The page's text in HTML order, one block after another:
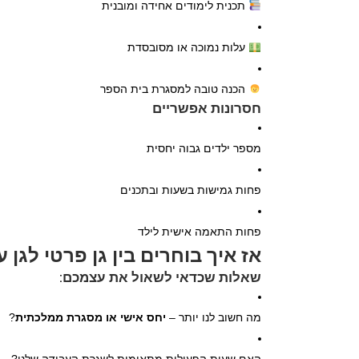
תכנית לימודים אחידה ומובנית
עלות נמוכה או מסובסדת
הכנה טובה למסגרת בית הספר
חסרונות אפשריים
מספר ילדים גבוה יחסית
פחות גמישות בשעות ובתכנים
פחות התאמה אישית לילד
אז איך בוחרים בין גן פרטי לגן
שאלות שכדאי לשאול את עצמכם:
מה חשוב לנו יותר – יחס אישי או מסגרת ממלכתית?